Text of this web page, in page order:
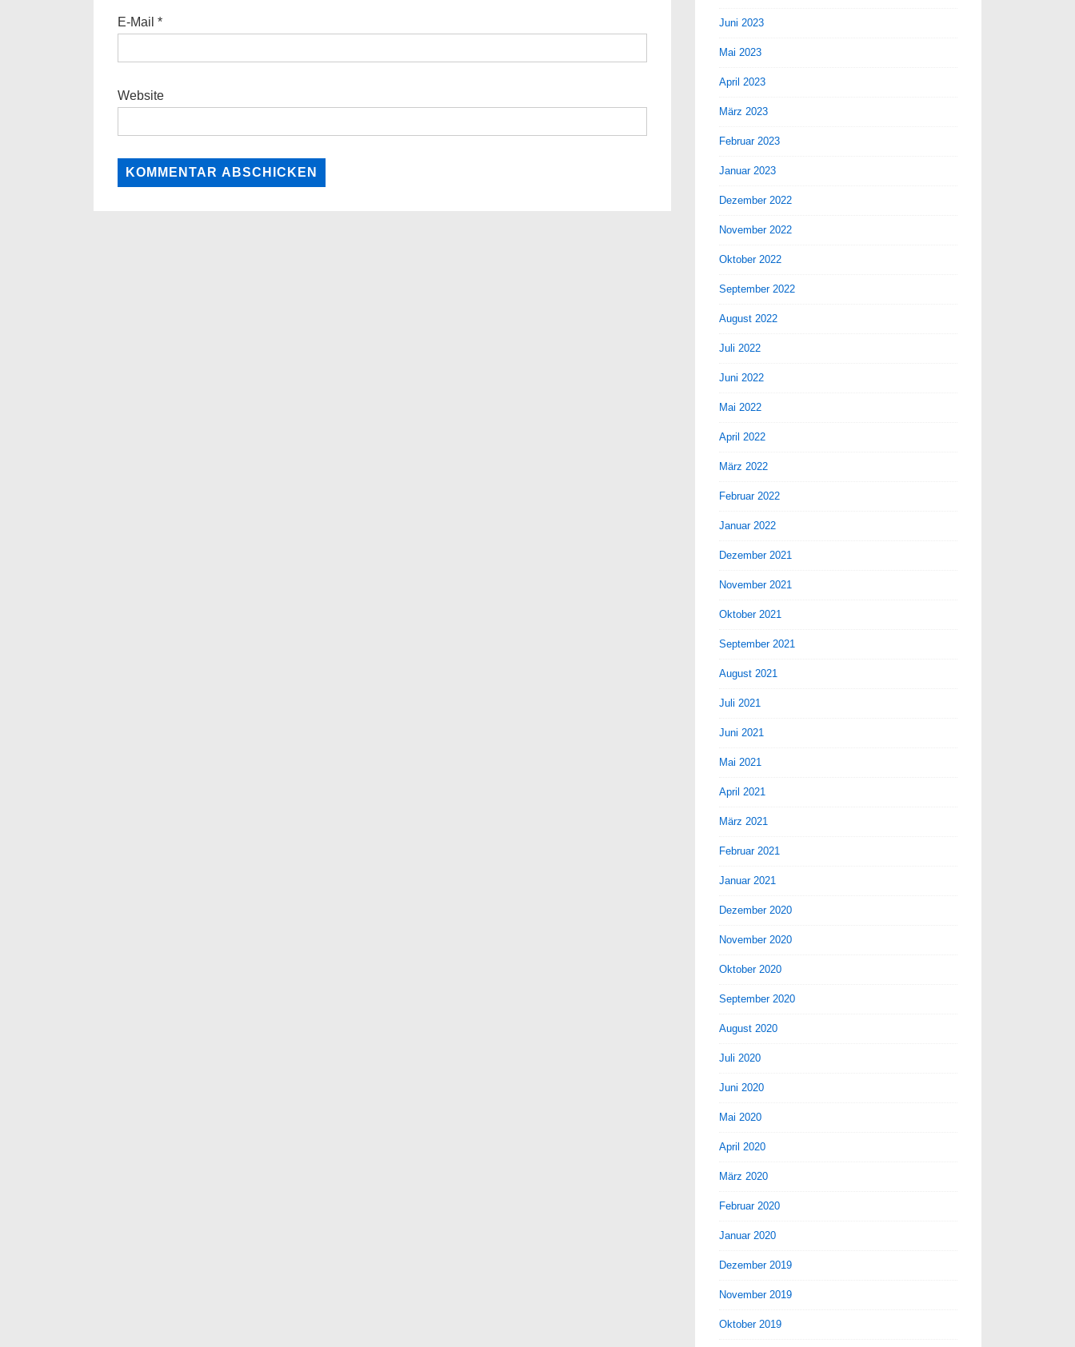
E-Mail *
Website
Juni 2023
Mai 2023
April 2023
März 2023
Februar 2023
Januar 2023
Dezember 2022
November 2022
Oktober 2022
September 2022
August 2022
Juli 2022
Juni 2022
Mai 2022
April 2022
März 2022
Februar 2022
Januar 2022
Dezember 2021
November 2021
Oktober 2021
September 2021
August 2021
Juli 2021
Juni 2021
Mai 2021
April 2021
März 2021
Februar 2021
Januar 2021
Dezember 2020
November 2020
Oktober 2020
September 2020
August 2020
Juli 2020
Juni 2020
Mai 2020
April 2020
März 2020
Februar 2020
Januar 2020
Dezember 2019
November 2019
Oktober 2019